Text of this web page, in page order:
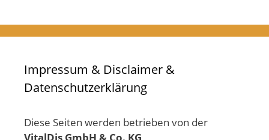
Impressum & Disclaimer &
Datenschutzerklärung
Diese Seiten werden betrieben von der